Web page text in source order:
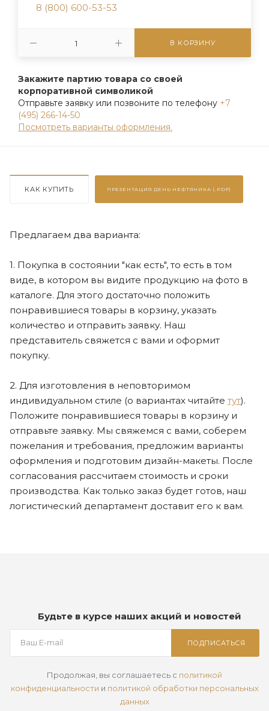
8 (800) 600-53-53
В КОРЗИНУ
Закажите партию товара со своей
корпоративной символикой
Отправьте заявку или позвоните по телефону +7
(495) 266-14-50
Посмотреть варианты оформления.
КАК КУПИТЬ ПРЕЗЕНТАЦИЯ ДЕНЬ НЕФТЯНИКА (.PDF)
Предлагаем два варианта:
1. Покупка в состоянии "как есть", то есть в том
виде, в котором вы видите продукцию на фото в
каталоге. Для этого достаточно положить
понравившиеся товары в корзину, указать
количество и отправить заявку. Наш
представитель свяжется с вами и оформит
покупку.
2. Для изготовления в неповторимом
индивидуальном стиле (о вариантах читайте тут).
Положите понравившиеся товары в корзину и
отправьте заявку. Мы свяжемся с вами, соберем
пожелания и требования, предложим варианты
оформления и подготовим дизайн-макеты. После
согласования рассчитаем стоимость и сроки
производства. Как только заказ будет готов, наш
логистический департамент доставит его к вам.
Будьте в курсе наших акций и новостей
ПОДПИСАТЬСЯ
Продолжая, вы соглашаетесь с политикой
конфиденциальности и политикой обработки персональных
данных